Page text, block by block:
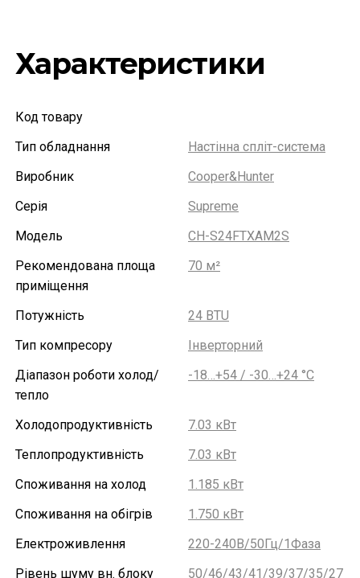
Характеристики
Код товару
Тип обладнання
Настінна спліт-система
Виробник
Cooper&Hunter
Серія
Supreme
Модель
CH-S24FTXAM2S
Рекомендована площа
приміщення
70 м²
Потужність
24 BTU
Тип компресору
Інверторний
Діапазон роботи холод/
тепло
-18…+54 / -30…+24 °С
Холодопродуктивність
7.03 кВт
Теплопродуктивність
7.03 кВт
Споживання на холод
1.185 кВт
Споживання на обігрів
1.750 кВт
Електроживлення
220-240В/50Гц/1Фаза
Рівень шуму вн. блоку
50/46/43/41/39/37/35/27